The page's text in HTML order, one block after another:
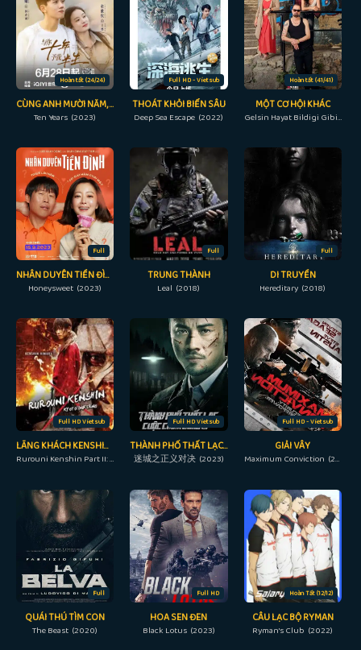
Hoàn tất (24/24)
CÙNG ANH MƯỜI NĂM, TRAO EM NỬA ĐỜI
Ten Years (2023)
Full HD - Vietsub
THOÁT KHỎI BIỂN SÂU
Deep Sea Escape (2022)
Hoàn tất (41/41)
MỘT CƠ HỘI KHÁC
Gelsin Hayat Bildigi Gibi (Another Chance) (2022)
Full
NHÂN DUYÊN TIỀN ĐÌNH
Honeysweet (2023)
Full
TRUNG THÀNH
Leal (2018)
Full
DI TRUYỀN
Hereditary (2018)
Full HD Vietsub
LÃNG KHÁCH KENSHIN 2: ĐẠI HỎA KYOTO
Rurouni Kenshin Part II: Kyoto Inferno (2014)
Full HD Vietsub
THÀNH PHỐ THẤT LẠC: CUỘC CHIẾN CÔNG LÝ
迷城之正义对决 (2023)
Full HD - Vietsub
GIẢI VÂY
Maximum Conviction (2012)
Full
QUÁI THÚ TÌM CON
The Beast (2020)
Full HD
HOA SEN ĐEN
Black Lotus (2023)
Hoàn Tất (12/12)
CÂU LẠC BỘ RYMAN
Ryman's Club (2022)